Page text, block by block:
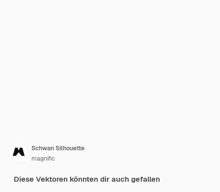
Schwan Silhouette
magnific
Diese Vektoren könnten dir auch gefallen